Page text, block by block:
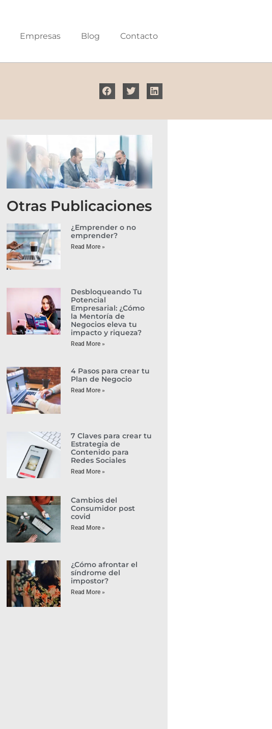
Empresas Blog Contacto
Otras Publicaciones
¿Emprender o no
emprender?
Read More »
Desbloqueando Tu
Potencial
Empresarial: ¿Cómo
la Mentoría de
Negocios eleva tu
impacto y riqueza?
Read More »
4 Pasos para crear tu
Plan de Negocio
Read More »
7 Claves para crear tu
Estrategia de
Contenido para
Redes Sociales
Read More »
Cambios del
Consumidor post
covid
Read More »
¿Cómo afrontar el
síndrome del
impostor?
Read More »